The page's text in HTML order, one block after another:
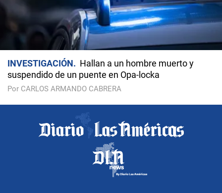
INVESTIGACIÓN
Hallan a un hombre muerto y
suspendido de un puente en Opa-locka
Por CARLOS ARMANDO CABRERA